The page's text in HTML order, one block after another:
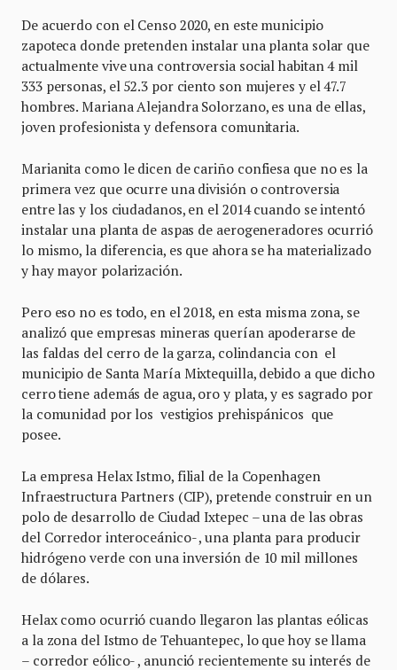
De acuerdo con el Censo 2020, en este municipio
zapoteca donde pretenden instalar una planta solar que
actualmente vive una controversia social habitan 4 mil
333 personas, el 52.3 por ciento son mujeres y el 47.7
hombres. Mariana Alejandra Solorzano, es una de ellas,
joven profesionista y defensora comunitaria.
Marianita como le dicen de cariño confiesa que no es la
primera vez que ocurre una división o controversia
entre las y los ciudadanos, en el 2014 cuando se intentó
instalar una planta de aspas de aerogeneradores ocurrió
lo mismo, la diferencia, es que ahora se ha materializado
y hay mayor polarización.
Pero eso no es todo, en el 2018, en esta misma zona, se
analizó que empresas mineras querían apoderarse de
las faldas del cerro de la garza, colindancia con el
municipio de Santa María Mixtequilla, debido a que dicho
cerro tiene además de agua, oro y plata, y es sagrado por
la comunidad por los vestigios prehispánicos que
posee.
La empresa Helax Istmo, filial de la Copenhagen
Infraestructura Partners (CIP), pretende construir en un
polo de desarrollo de Ciudad Ixtepec – una de las obras
del Corredor interoceánico- , una planta para producir
hidrógeno verde con una inversión de 10 mil millones
de dólares.
Helax como ocurrió cuando llegaron las plantas eólicas
a la zona del Istmo de Tehuantepec, lo que hoy se llama
– corredor eólico- , anunció recientemente su interés de